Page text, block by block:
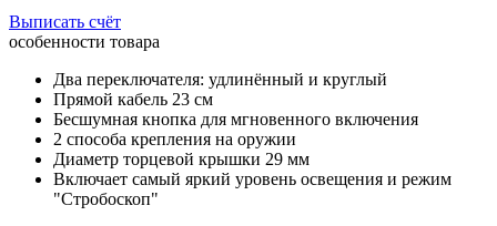
Выписать счёт
особенности товара
Два переключателя: удлинённый и круглый
Прямой кабель 23 см
Бесшумная кнопка для мгновенного включения
2 способа крепления на оружии
Диаметр торцевой крышки 29 мм
Включает самый яркий уровень освещения и режим
"Стробоскоп"